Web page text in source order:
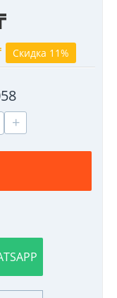
Скидка 11%
+